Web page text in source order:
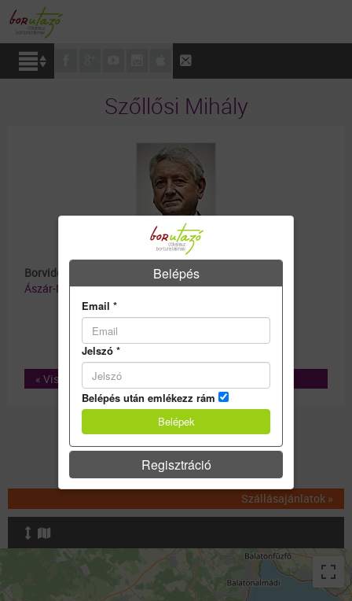
Szőllősi Mihály
Borvidék:
Ászár-Neszmélyi borvidék
« Vissza
Akciók
Szállásajánlatok »
Belépés
Email *
Jelszó *
Belépés után emlékezz rám
Regisztráció